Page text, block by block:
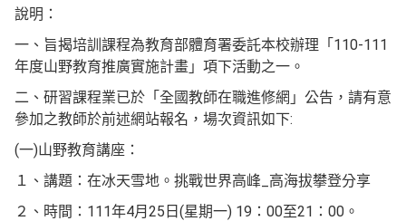
說明：
一、旨揭培訓課程為教育部體育署委託本校辦理「110-111
年度山野教育推廣實施計畫」項下活動之一。
二、研習課程業已於「全國教師在職進修網」公告，請有意
參加之教師於前述網站報名，場次資訊如下:
(一)山野教育講座：
１、講題：在冰天雪地。挑戰世界高峰_高海拔攀登分享
２、時間：111年4月25日(星期一) 19：00至21：00。